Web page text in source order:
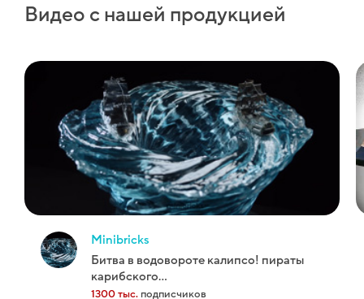
Видео с нашей продукцией
minibricks
битва в водовороте калипсо! пираты
карибского...
1300 тыс. подписчиков